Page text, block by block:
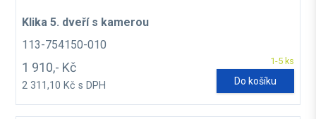
Klika 5. dveří s kamerou
113-754150-010
1-5 ks
1 910,- Kč
2 311,10 Kč s DPH Do košíku